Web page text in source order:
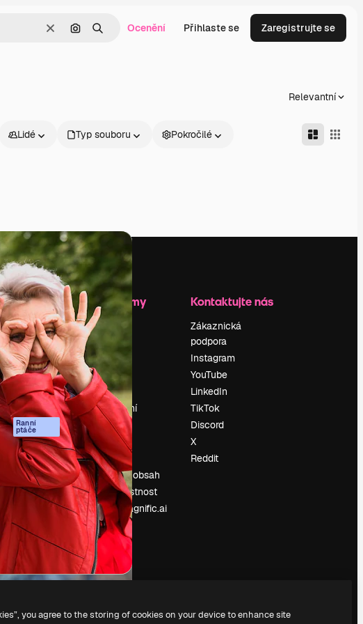
ZrušitHledat podle obrázku
HledatOcenění Přihlaste se Zaregistrujte se
Relevantní
Lidé Typ souboru Pokročilé
použití
ochrany
údajů
Ranní
ptáče
používání
cookie
důvěry
Zdroje firmy
Ocenění
O nás
Recenze
Kariéra
Trendy
vyhledávání
Blog
Události
Slidesgo
Prodávejte obsah
Tisková místnost
Hledáte magnific.ai
Kontaktujte nás
Zákaznická
podpora
Instagram
YouTube
LinkedIn
TikTok
Discord
X
Reddit
you agree to the storing of cookies on your device to enhance site